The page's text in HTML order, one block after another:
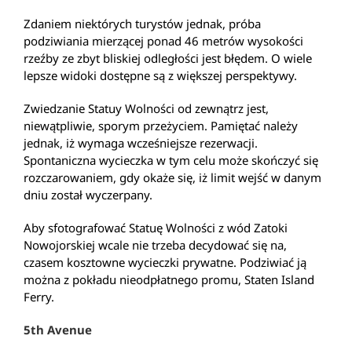
Zdaniem niektórych turystów jednak, próba
podziwiania mierzącej ponad 46 metrów wysokości
rzeźby ze zbyt bliskiej odległości jest błędem. O wiele
lepsze widoki dostępne są z większej perspektywy.
Zwiedzanie Statuy Wolności od zewnątrz jest,
niewątpliwie, sporym przeżyciem. Pamiętać należy
jednak, iż wymaga wcześniejsze rezerwacji.
Spontaniczna wycieczka w tym celu może skończyć się
rozczarowaniem, gdy okaże się, iż limit wejść w danym
dniu został wyczerpany.
Aby sfotografować Statuę Wolności z wód Zatoki
Nowojorskiej wcale nie trzeba decydować się na,
czasem kosztowne wycieczki prywatne. Podziwiać ją
można z pokładu nieodpłatnego promu, Staten Island
Ferry.
5th Avenue